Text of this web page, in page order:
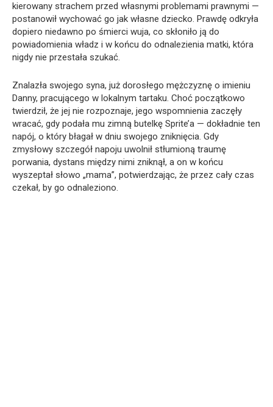
kierowany strachem przed własnymi problemami prawnymi —
postanowił wychować go jak własne dziecko. Prawdę odkryła
dopiero niedawno po śmierci wuja, co skłoniło ją do
powiadomienia władz i w końcu do odnalezienia matki, która
nigdy nie przestała szukać.
Znalazła swojego syna, już dorosłego mężczyznę o imieniu
Danny, pracującego w lokalnym tartaku. Choć początkowo
twierdził, że jej nie rozpoznaje, jego wspomnienia zaczęły
wracać, gdy podała mu zimną butelkę Sprite’a — dokładnie ten
napój, o który błagał w dniu swojego zniknięcia. Gdy
zmysłowy szczegół napoju uwolnił stłumioną traumę
porwania, dystans między nimi zniknął, a on w końcu
wyszeptał słowo „mama”, potwierdzając, że przez cały czas
czekał, by go odnaleziono.